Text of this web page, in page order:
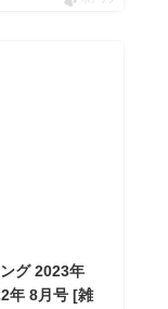
グ 2023年
年 8月号 [雑